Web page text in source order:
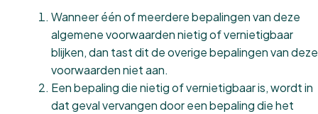
Wanneer één of meerdere bepalingen van deze
algemene voorwaarden nietig of vernietigbaar
blijken, dan tast dit de overige bepalingen van deze
voorwaarden niet aan.
Een bepaling die nietig of vernietigbaar is, wordt in
dat geval vervangen door een bepaling die het